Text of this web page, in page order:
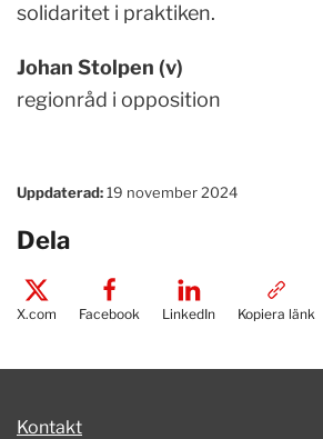
solidaritet i praktiken.
Johan Stolpen (v)
regionråd i opposition
Uppdaterad:19 november 2024
Dela
X.com Facebook LinkedIn Kopiera länk
Kontakt